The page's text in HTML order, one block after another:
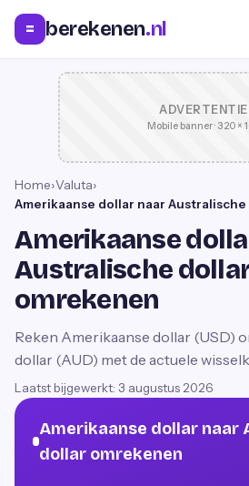
= berekenen.nl
ADVERTENTIE
Mobile banner · 320 ×
Home›Valuta›
Amerikaanse dollar naar
Amerikaanse
Australische
omrekenen
Reken Amerikaanse dollar (USD)
dollar (AUD) met de actuele
Laatst bijgewerkt: 3 augustus 2026
Amerikaanse dollar naar
dollar omrekenen